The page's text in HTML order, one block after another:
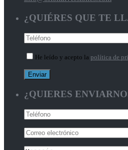
¿QUIÉRES QUE TE
He leído y acepto la política de
¿QUIERES